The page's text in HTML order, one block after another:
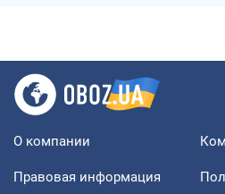
О компании
Правовая информация